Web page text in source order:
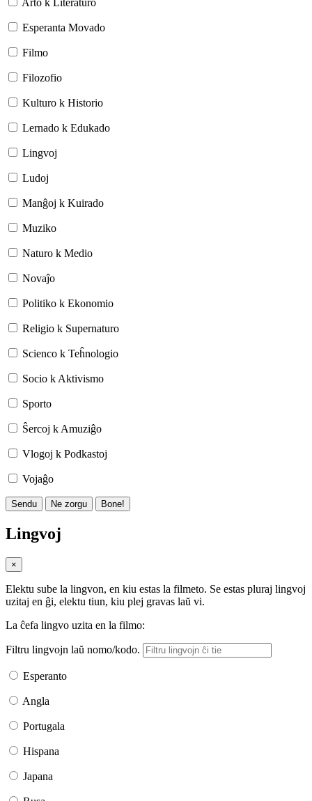
Esperanta Movado
Filmo
Filozofio
Kulturo k Historio
Lernado k Edukado
Lingvoj
Ludoj
Manĝoj k Kuirado
Muziko
Naturo k Medio
Novaĵo
Politiko k Ekonomio
Religio k Supernaturo
Scienco k Teĥnologio
Socio k Aktivismo
Sporto
Ŝercoj k Amuziĝo
Vlogoj k Podkastoj
Vojaĝo
Sendu Ne zorgu Bone!
Lingvoj
×
Elektu sube la lingvon, en kiu estas la filmeto. Se estas pluraj lingvoj
uzitaj en ĝi, elektu tiun, kiu plej gravas laŭ vi.
La ĉefa lingvo uzita en la filmo:
Filtru lingvojn laŭ nomo/kodo.
Esperanto
Angla
Portugala
Hispana
Japana